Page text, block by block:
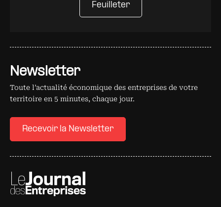
Newsletter
Toute l’actualité économique des entreprises de votre
territoire en 5 minutes, chaque jour.
Recevoir la Newsletter
Feuilleter